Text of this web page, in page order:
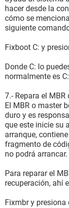
hacer desde la
cómo se
siguiente
Fixboot C: y
Donde C: lo
normalmente es C:
7.- Repara el
El MBR o master
duro y es
que este inicie su
arranque,
fragmento de
no podrá arrancar.
Para reparar el
recuperación, ahí
Fixmbr y presiona